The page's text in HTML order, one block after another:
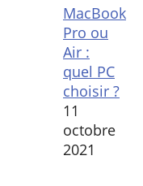
MacBook
Pro ou
Air :
quel PC
choisir ?
11
octobre
2021